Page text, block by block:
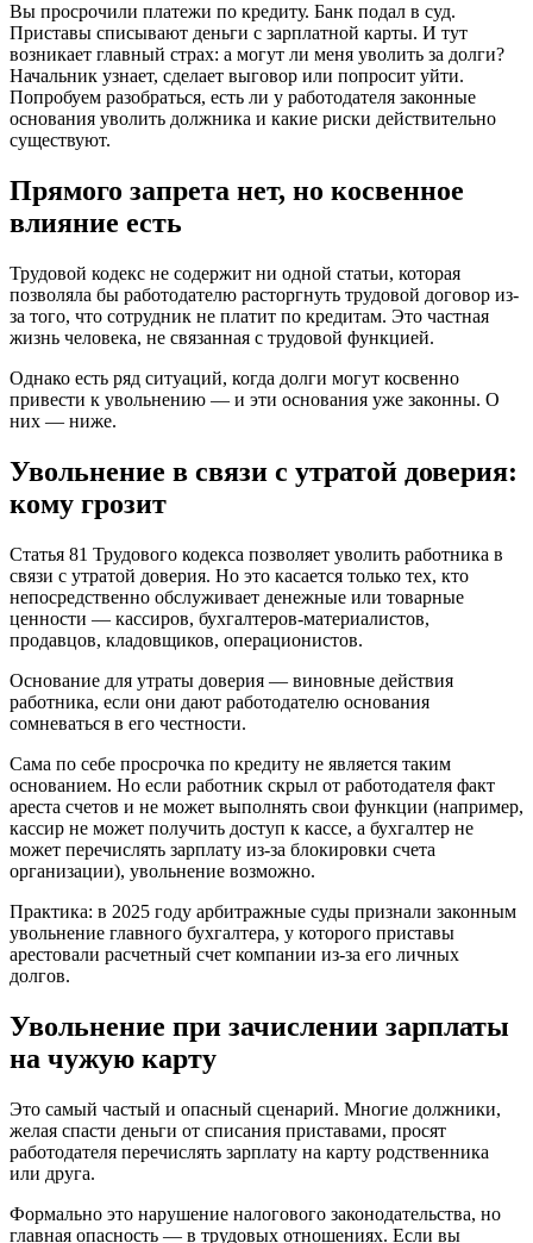
Вы просрочили платежи по кредиту. Банк подал в суд.
Приставы списывают деньги с зарплатной карты. И тут
возникает главный страх: а могут ли меня уволить за долги?
Начальник узнает, сделает выговор или попросит уйти.
Попробуем разобраться, есть ли у работодателя законные
основания уволить должника и какие риски действительно
существуют.
Прямого запрета нет, но косвенное
влияние есть
Трудовой кодекс не содержит ни одной статьи, которая
позволяла бы работодателю расторгнуть трудовой договор из-
за того, что сотрудник не платит по кредитам. Это частная
жизнь человека, не связанная с трудовой функцией.
Однако есть ряд ситуаций, когда долги могут косвенно
привести к увольнению — и эти основания уже законны. О
них — ниже.
Увольнение в связи с утратой доверия:
кому грозит
Статья 81 Трудового кодекса позволяет уволить работника в
связи с утратой доверия. Но это касается только тех, кто
непосредственно обслуживает денежные или товарные
ценности — кассиров, бухгалтеров-материалистов,
продавцов, кладовщиков, операционистов.
Основание для утраты доверия — виновные действия
работника, если они дают работодателю основания
сомневаться в его честности.
Сама по себе просрочка по кредиту не является таким
основанием. Но если работник скрыл от работодателя факт
ареста счетов и не может выполнять свои функции (например,
кассир не может получить доступ к кассе, а бухгалтер не
может перечислять зарплату из-за блокировки счета
организации), увольнение возможно.
Практика: в 2025 году арбитражные суды признали законным
увольнение главного бухгалтера, у которого приставы
арестовали расчетный счет компании из-за его личных
долгов.
Увольнение при зачислении зарплаты
на чужую карту
Это самый частый и опасный сценарий. Многие должники,
желая спасти деньги от списания приставами, просят
работодателя перечислять зарплату на карту родственника
или друга.
Формально это нарушение налогового законодательства, но
главная опасность — в трудовых отношениях. Если вы